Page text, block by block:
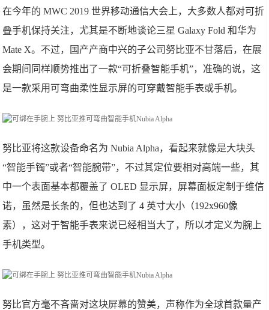
在今年的 MWC 2019 世界移动通信大会上，大多数人都对可折
叠手机保持关注，尤其是不断地谈论三星 Galaxy Fold 和华为
Mate X。不过，国产产商中兴的子公司努比亚不甘落后，在展
会期间同样顺势推出了一款“可折叠智能手机”，准确的说，这
是一款采用可弯曲柔性显示屏的可穿戴智能手表或手机。
努比亚将这款设备命名为 Nubia Alpha，看起来就像是大块头
“智能手镯”或者“智能腕带”，不过其定位要相对高端一些，其
中一个表面基本都覆盖了 OLED 显示屏，屏幕面板定制于维信
诺，虽然是长条的，但也达到了 4 英寸大小（192x960像
素），这对于智能手表来说已经相当大了，所以才定义为腕上
手机类型。
努比官方毫不吝啬对这块屏幕的赞美，声称作为全球首款量产